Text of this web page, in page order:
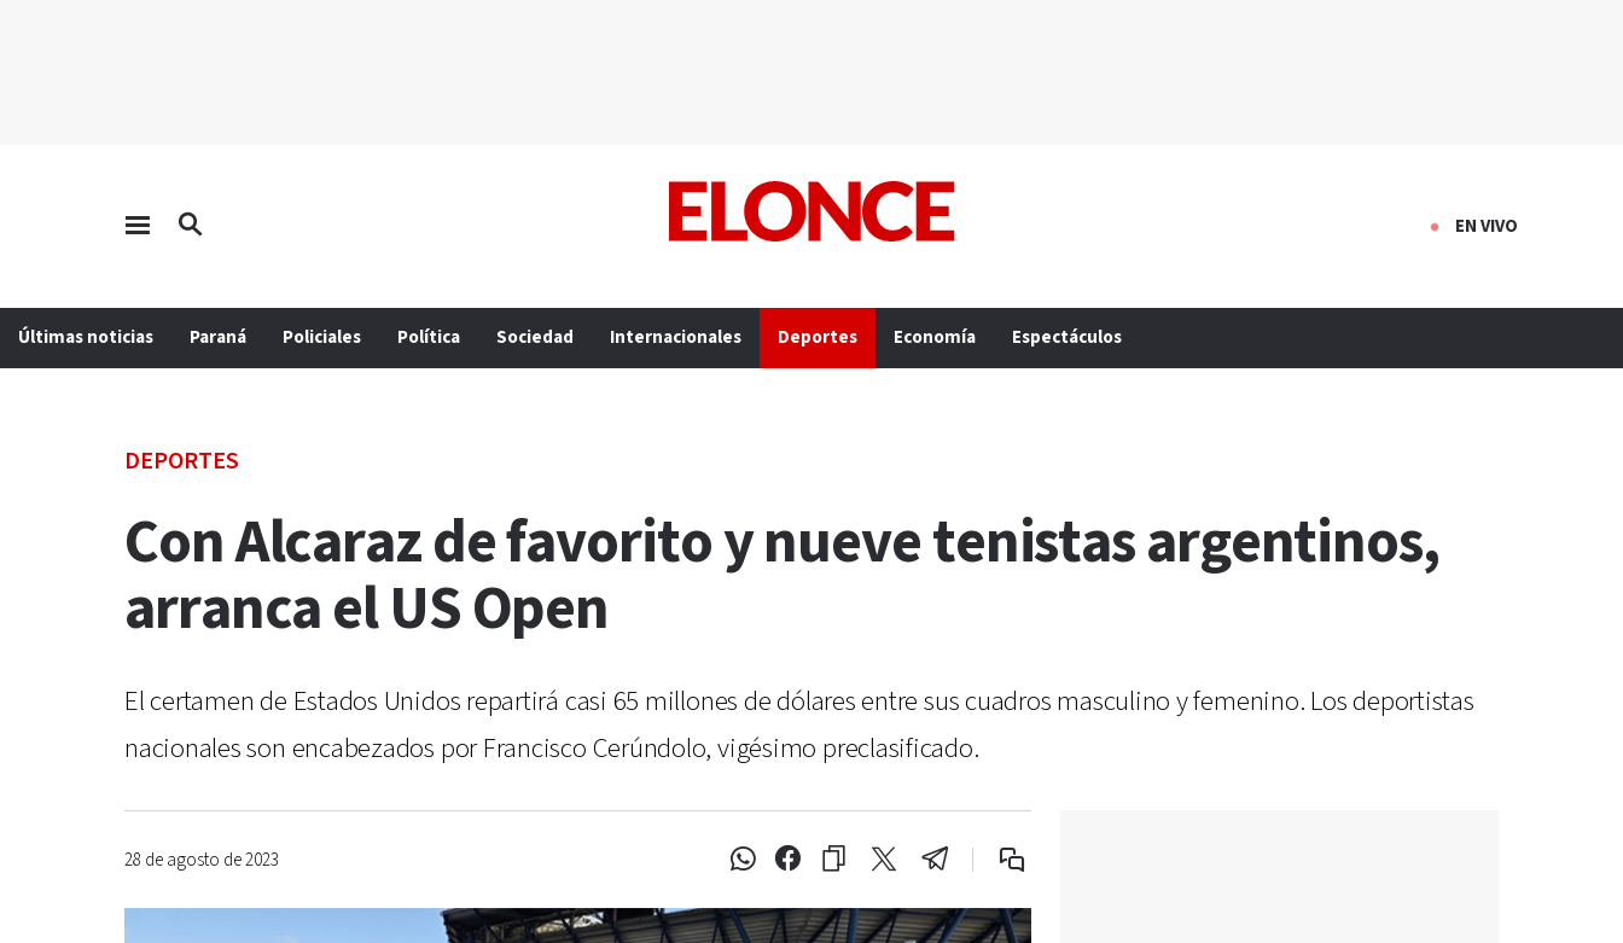
EN VIVO
Últimas noticias Paraná Policiales Política Sociedad Internacionales Deportes Economía Espectáculos
DEPORTES
Con Alcaraz de favorito y nueve tenistas argentinos,
arranca el US Open
El certamen de Estados Unidos repartirá casi 65 millones de dólares entre sus cuadros masculino y femenino. Los deportistas
nacionales son encabezados por Francisco Cerúndolo, vigésimo preclasificado.
28 de agosto de 2023